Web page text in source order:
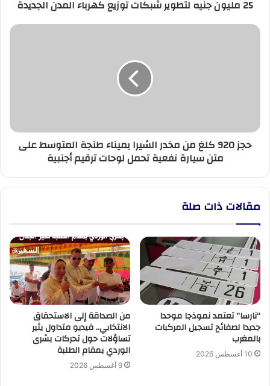
25 مليون جنيه لتطوير شبكات توزيع كهرباء المدن الجديدة
حجز
المتوسط
على
لوحات
حجز 920 كلغ من مخدر الشيرا بميناء طنجة المتوسط على
متن سيارة نفعية تحمل لوحات ترقيم أجنبية
مقالات ذات صلة
“نارسا” تعتمد نموذجا موحدا
جديدا لصفائح تسجيل المركبات
بالمغرب
10 أغسطس 2026
من الصداقة إلى الاستحقاق
الانتخابي.. فيديو متداول يثير
تساؤلات حول تحركات بشرى
الوردي بمقام الطلبة
9 أغسطس 2026